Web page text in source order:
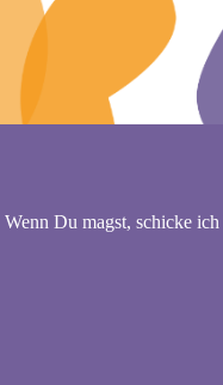
Wenn Du magst, schicke